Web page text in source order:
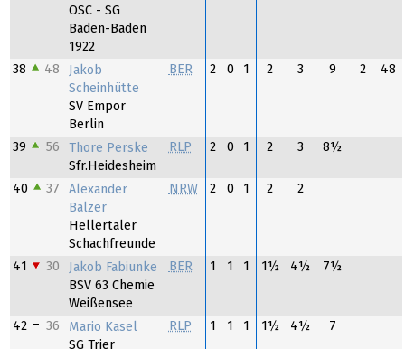
OSC - SG
Baden-Baden
1922
38 48
Jakob
Scheinhütte
SV Empor
Berlin
BER 2 0 1 2 3 9 2 48
39 56
Thore Perske
Sfr.Heidesheim
RLP 2 0 1 2 3 8½
40 37
Alexander
Balzer
Hellertaler
Schachfreunde
NRW 2 0 1 2 2
41 30
Jakob Fabiunke
BSV 63 Chemie
Weißensee
BER 1 1 1 1½ 4½ 7½
42 36
Mario Kasel
SG Trier
RLP 1 1 1 1½ 4½ 7